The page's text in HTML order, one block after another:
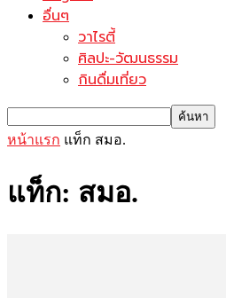
อื่นๆ
วาไรตี้
ศิลปะ-วัฒนธรรม
กินดื่มเที่ยว
หน้าแรก แท็ก สมอ.
แท็ก: สมอ.